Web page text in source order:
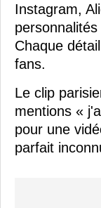
Instagram,
Chaque
fans.
Le clip
mentions «
pour une
parfait